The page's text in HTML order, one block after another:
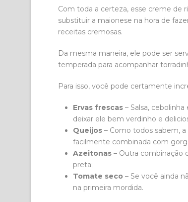
Com toda a certeza, esse creme de
substituir a maionese na hora de
receitas cremosas.
Da mesma maneira, ele pode ser
temperada para acompanhar
Para isso, você pode certamente
Ervas frescas – Salsa,
deixar ele bem verdinho e
Queijos – Como todos sabem,
facilmente combinada com
Azeitonas – Outra combinação
preta;
Tomate seco – Se você ainda
na primeira mordida.